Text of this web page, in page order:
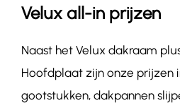
Velux all-in prijzen
Naast het Velux dakraam
Hoofdplaat zijn onze prijzen
gootstukken, dakpannen